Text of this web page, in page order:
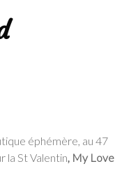
éphémère, au 47
la St Valentin, My Love